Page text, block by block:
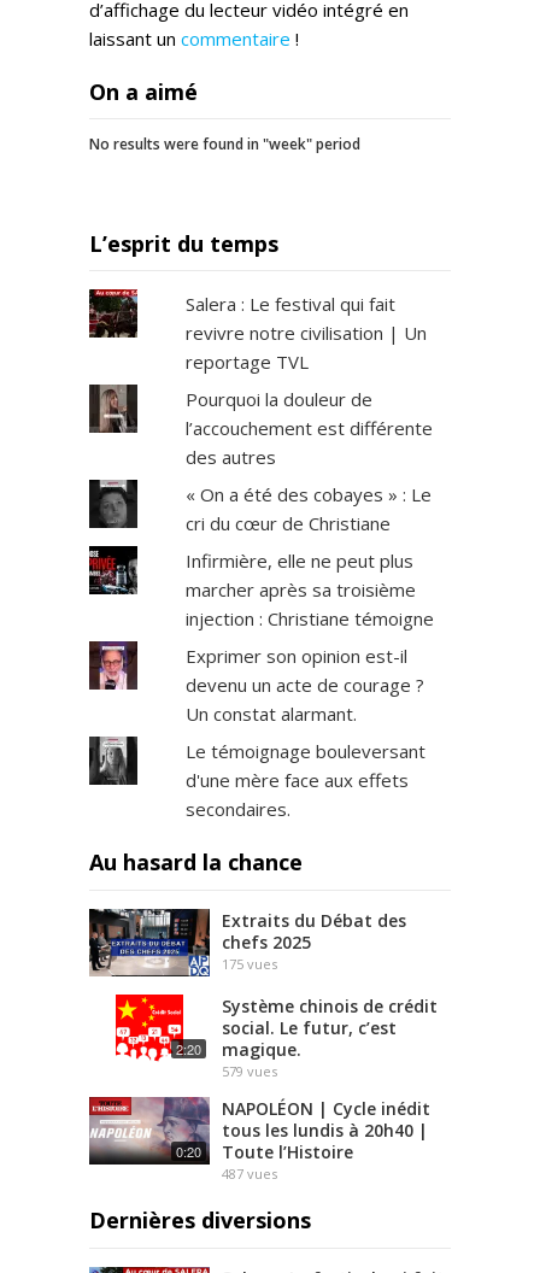
d’affichage du lecteur vidéo intégré en
laissant un commentaire !
On a aimé
No results were found in "week" period
L’esprit du temps
Salera : Le festival qui fait
revivre notre civilisation | Un
reportage TVL
Pourquoi la douleur de
l’accouchement est différente
des autres
« On a été des cobayes » : Le
cri du cœur de Christiane
Infirmière, elle ne peut plus
marcher après sa troisième
injection : Christiane témoigne
Exprimer son opinion est-il
devenu un acte de courage ?
Un constat alarmant.
Le témoignage bouleversant
d'une mère face aux effets
secondaires.
Au hasard la chance
Extraits du Débat des
chefs 2025
175 vues
2:20
Système chinois de crédit
social. Le futur, c’est
magique.
579 vues
0:20
NAPOLÉON | Cycle inédit
tous les lundis à 20h40 |
Toute l’Histoire
487 vues
Dernières diversions